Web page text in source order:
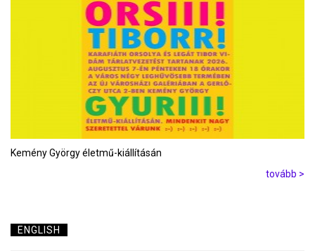
Kemény György életmű-kiállításán
tovább >
ENGLISH